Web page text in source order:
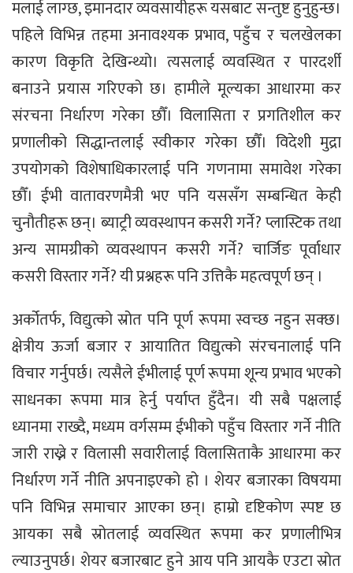
मलाई लाग्छ, इमानदार व्यवसायीहरू यसबाट सन्तुष्ट हुनुहुन्छ।
पहिले विभिन्न तहमा अनावश्यक प्रभाव, पहुँच र चलखेलका
कारण विकृति देखिन्थ्यो। त्यसलाई व्यवस्थित र पारदर्शी
बनाउने प्रयास गरिएको छ। हामीले मूल्यका आधारमा कर
संरचना निर्धारण गरेका छौँ। विलासिता र प्रगतिशील कर
प्रणालीको सिद्धान्तलाई स्वीकार गरेका छौँ। विदेशी मुद्रा
उपयोगको विशेषाधिकारलाई पनि गणनामा समावेश गरेका
छौँ। ईभी वातावरणमैत्री भए पनि यससँग सम्बन्धित केही
चुनौतीहरू छन्। ब्याट्री व्यवस्थापन कसरी गर्ने? प्लास्टिक तथा
अन्य सामग्रीको व्यवस्थापन कसरी गर्ने? चार्जिङ पूर्वाधार
कसरी विस्तार गर्ने? यी प्रश्नहरू पनि उत्तिकै महत्वपूर्ण छन् ।
अर्कोतर्फ, विद्युत्को स्रोत पनि पूर्ण रूपमा स्वच्छ नहुन सक्छ।
क्षेत्रीय ऊर्जा बजार र आयातित विद्युत्को संरचनालाई पनि
विचार गर्नुपर्छ। त्यसैले ईभीलाई पूर्ण रूपमा शून्य प्रभाव भएको
साधनका रूपमा मात्र हेर्नु पर्याप्त हुँदैन। यी सबै पक्षलाई
ध्यानमा राख्दै, मध्यम वर्गसम्म ईभीको पहुँच विस्तार गर्ने नीति
जारी राख्ने र विलासी सवारीलाई विलासिताकै आधारमा कर
निर्धारण गर्ने नीति अपनाइएको हो । शेयर बजारका विषयमा
पनि विभिन्न समाचार आएका छन्। हाम्रो दृष्टिकोण स्पष्ट छ
आयका सबै स्रोतलाई व्यवस्थित रूपमा कर प्रणालीभित्र
ल्याउनुपर्छ। शेयर बजारबाट हुने आय पनि आयकै एउटा स्रोत